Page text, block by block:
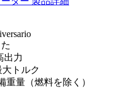
出力
大トルク
重量（燃料を除く）